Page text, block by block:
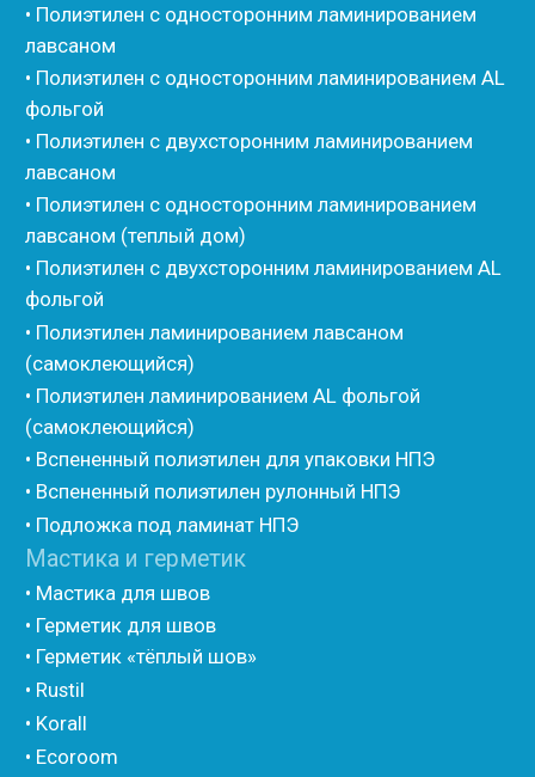
• Вспененный каучук
• Изоком Жгут
• Стенофлекс Шнур
• Подложка Тепофол НПЭ
• Подложка Пенолин НПЭ
• Подложка Мосфол НПЭ
• Шнур Изонел
• Жгут Тилит
• Шнур Тилит
• Гернитовый шнур
• Бентонитовый шнур
• Стенофлекс для труб
• Мат из вспененного полиэтилена Тепофол
• Трубная изоляция из вспененного полиэтилена
• Трубная изоляция из вспененного полиэтилена
Порилекс
• Трубная изоляция из вспененного полиэтилена
Изотом
• Шнур базальтовый теплоизоляционный
• Компенсационный мат вспененного полиэтилена
• Утеплитель для труб из вспененного полиэтилена
• Уплотнительный шнур HOT ROD XL
• Ultima
• Дихтунгсбанд
• Уголки